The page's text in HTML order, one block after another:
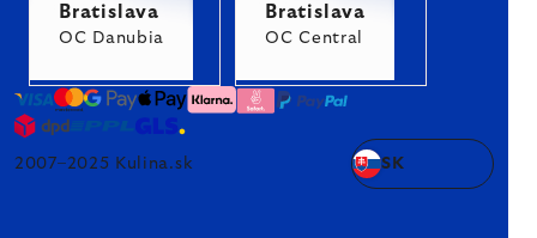
Bratislava
OC Danubia
Bratislava
OC Central
2007–2025 Kulina.sk SK